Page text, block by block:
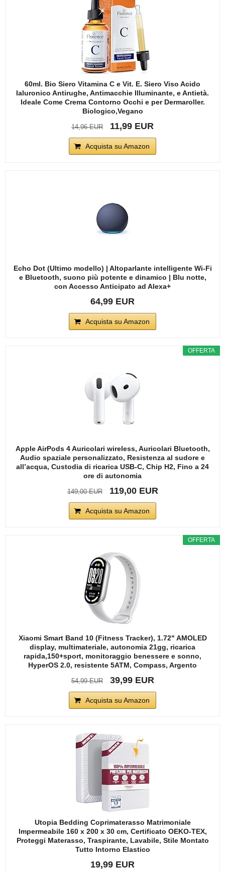
60ml. Bio Siero Vitamina C e Vit. E. Siero Viso Acido
Ialuronico Antirughe, Antimacchie Illuminante, e Antietà.
Ideale Come Crema Contorno Occhi e per Dermaroller.
Biologico,Vegano
14,96 EUR 11,99 EUR
Acquista su Amazon
Echo Dot (Ultimo modello) | Altoparlante intelligente Wi-Fi
e Bluetooth, suono più potente e dinamico | Blu notte,
con Accesso Anticipato ad Alexa+
64,99 EUR
Acquista su Amazon
OFFERTA
Apple AirPods 4 Auricolari wireless, Auricolari Bluetooth,
Audio spaziale personalizzato, Resistenza al sudore e
all’acqua, Custodia di ricarica USB-C, Chip H2, Fino a 24
ore di autonomia
149,00 EUR 119,00 EUR
Acquista su Amazon
OFFERTA
Xiaomi Smart Band 10 (Fitness Tracker), 1.72" AMOLED
display, multimateriale, autonomia 21gg, ricarica
rapida,150+sport, monitoraggio benessere e sonno,
HyperOS 2.0, resistente 5ATM, Compass, Argento
54,99 EUR 39,99 EUR
Acquista su Amazon
Utopia Bedding Coprimaterasso Matrimoniale
Impermeabile 160 x 200 x 30 cm, Certificato OEKO-TEX,
Proteggi Materasso, Traspirante, Lavabile, Stile Montato
Tutto Intorno Elastico
19,99 EUR